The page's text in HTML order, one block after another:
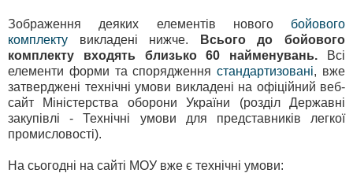
Зображення деяких елементів нового бойового
комплекту викладені нижче.
Всього до бойового
комплекту входять близько 60 найменувань. Всі
елементи форми та спорядженнястандартизовані, вже
затверджені технічні умови викладені на офіційний веб-
сайт Міністерства оборони України (розділ Державні
закупівлі - Технічні умови для представників легкої
промисловості).
На сьогодні на сайті МОУ вже є технічні умови: